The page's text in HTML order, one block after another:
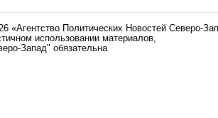
«Агентство Политических Новостей Северо-
использовании материалов,
Запад" обязательна